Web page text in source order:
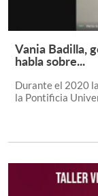
Vania Badilla,
habla sobre...
Durante el 2020
la Pontificia